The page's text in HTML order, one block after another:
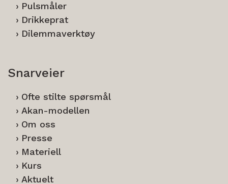
Pulsmåler
Drikkeprat
Dilemmaverktøy
Snarveier
Ofte stilte spørsmål
Akan-modellen
Om oss
Presse
Materiell
Kurs
Aktuelt